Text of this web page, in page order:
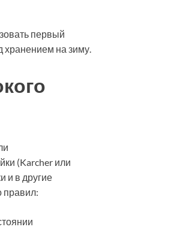
первый
хранением на зиму.
(Karcher или
и в другие
правил: